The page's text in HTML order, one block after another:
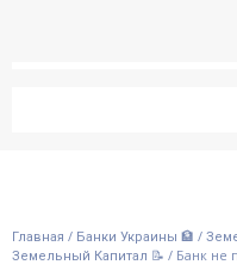
Главная / Банки Украины 🏦 /
Земельный Капитал 📝 / Банк не